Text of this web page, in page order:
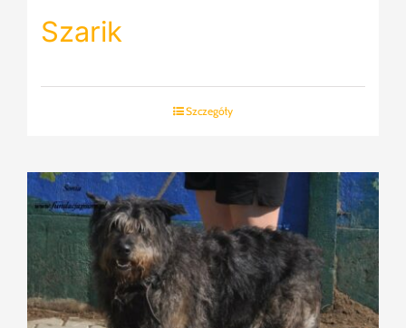
Szarik
Szczegóły